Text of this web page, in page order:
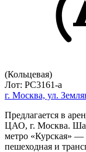
(Кольцевая)
Лот: РС3161-a
г. Москва, ул.
Предлагается в
ЦАО, г. Москва.
метро «Курская» —
пешеходная и